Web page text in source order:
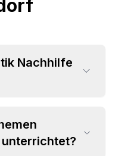
Nachhilfe